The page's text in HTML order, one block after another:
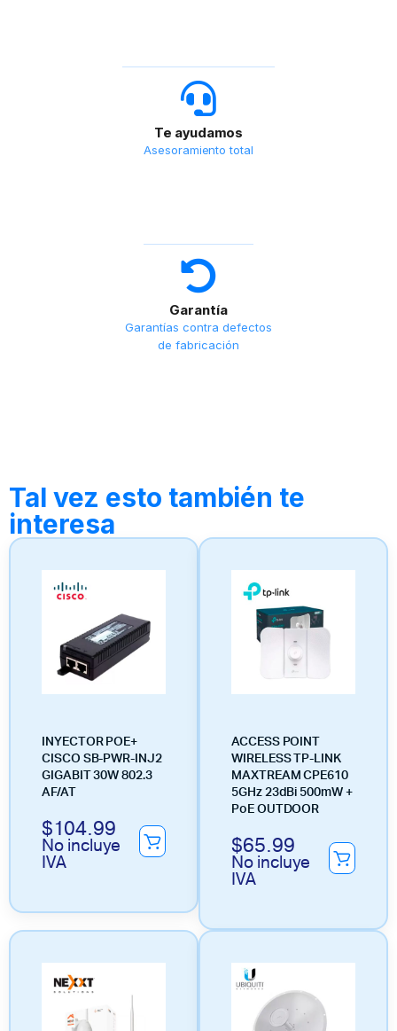
Te ayudamos
Asesoramiento total
Garantía
Garantías contra defectos
de fabricación
Tal vez esto también te
interesa
INYECTOR POE+
CISCO SB-PWR-INJ2
GIGABIT 30W 802.3
AF/AT
$104.99
No incluye
IVA
ACCESS POINT
WIRELESS TP-LINK
MAXTREAM CPE610
5GHz 23dBi 500mW +
PoE OUTDOOR
$65.99
No incluye
IVA